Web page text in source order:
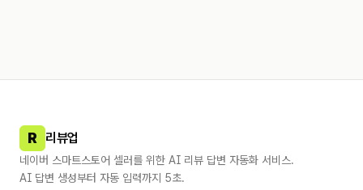
R 리뷰업
네이버 스마트스토어 셀러를 위한 AI 리뷰 답변 자동화 서비스.
AI 답변 생성부터 자동 입력까지 5초.